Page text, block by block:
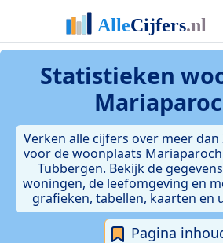
Statistieken
Verken alle cijfers over meer
voor de woonplaats
Tubbergen. Bekijk de
woningen, de leefomgeving en
grafieken, tabellen, kaarten en
Pagina